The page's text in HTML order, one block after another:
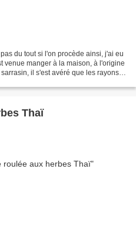
du tout si l'on procède ainsi, j'ai eu
venue manger à la maison, à l'origine
il s'est avéré que les rayons
Thaï